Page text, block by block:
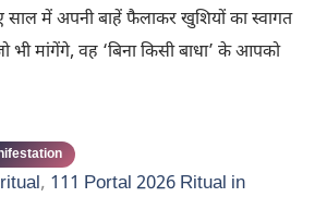
में अपनी बाहें फैलाकर खुशियों का स्वागत
मांगेंगे, वह ‘बिना किसी बाधा’ के आपको
, 111 Portal 2026 Ritual in